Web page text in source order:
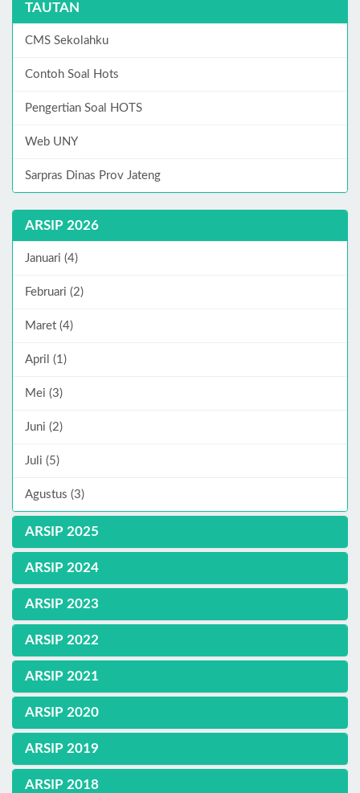
TAUTAN
CMS Sekolahku
Contoh Soal Hots
Pengertian Soal HOTS
Web UNY
Sarpras Dinas Prov Jateng
ARSIP 2026
Januari (4)
Februari (2)
Maret (4)
April (1)
Mei (3)
Juni (2)
Juli (5)
Agustus (3)
ARSIP 2025
ARSIP 2024
ARSIP 2023
ARSIP 2022
ARSIP 2021
ARSIP 2020
ARSIP 2019
ARSIP 2018